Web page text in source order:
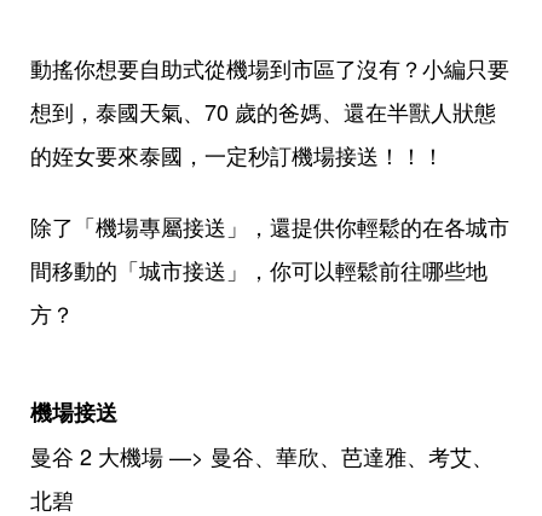
動搖你想要自助式從機場到市區了沒有？小編只要
想到，泰國天氣、70 歲的爸媽、還在半獸人狀態
的姪女要來泰國，一定秒訂機場接送！！！
除了「機場專屬接送」，還提供你輕鬆的在各城市
間移動的「城市接送」，你可以輕鬆前往哪些地
方？
機場接送
曼谷 2 大機場 —> 曼谷、華欣、芭達雅、考艾、
北碧